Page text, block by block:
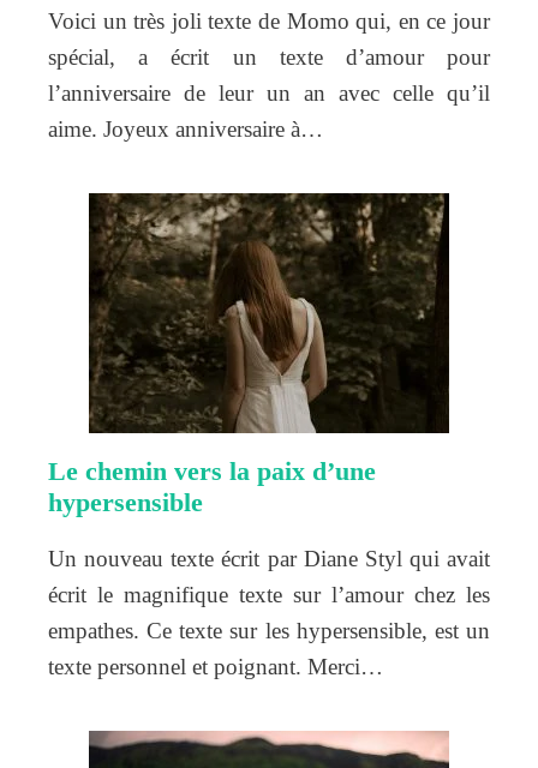
Voici un très joli texte de Momo qui, en ce jour
spécial, a écrit un texte d’amour pour
l’anniversaire de leur un an avec celle qu’il
aime. Joyeux anniversaire à…
Le chemin vers la paix d’une
hypersensible
Un nouveau texte écrit par Diane Styl qui avait
écrit le magnifique texte sur l’amour chez les
empathes. Ce texte sur les hypersensible, est un
texte personnel et poignant. Merci…